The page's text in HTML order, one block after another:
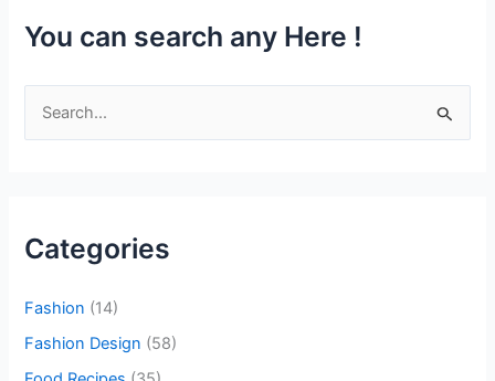
You can search any Here !
h
r
Categories
Fashion (14)
Fashion Design (58)